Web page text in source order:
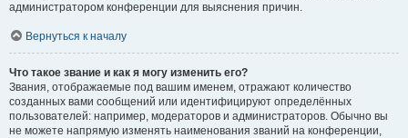
администратором конференции для выяснения причин.
Вернуться к началу
Что такое звание и как я могу изменить его?
Звания, отображаемые под вашим именем, отражают количество
созданных вами сообщений или идентифицируют определённых
пользователей: например, модераторов и администраторов. Обычно вы
не можете напрямую изменять наименования званий на конференции,